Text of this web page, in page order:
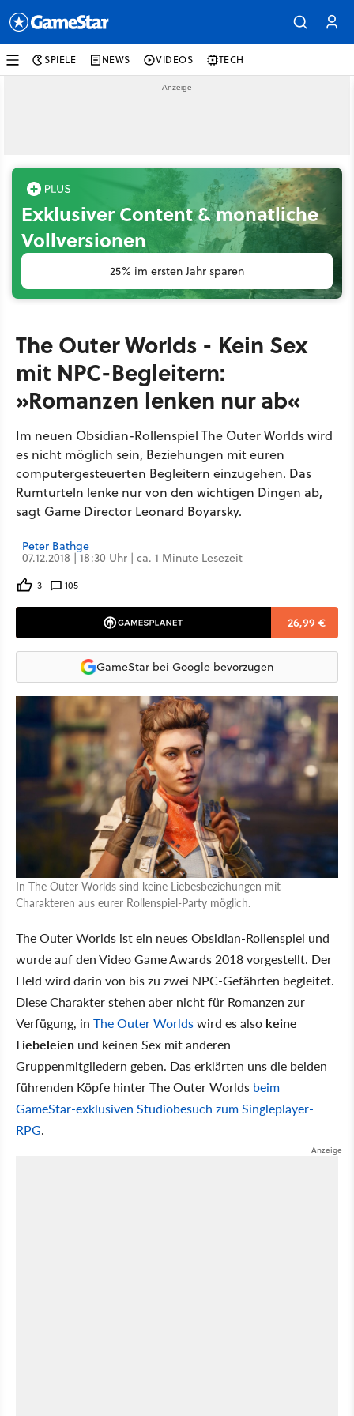
SPIELE NEWS VIDEOS TECH
Exklusiver Content & monatliche
Vollversionen
25% im ersten Jahr sparen
The Outer Worlds - Kein Sex
mit NPC-Begleitern:
»Romanzen lenken nur ab«
Im neuen Obsidian-Rollenspiel The Outer Worlds wird
es nicht möglich sein, Beziehungen mit euren
computergesteuerten Begleitern einzugehen. Das
Rumturteln lenke nur von den wichtigen Dingen ab,
sagt Game Director Leonard Boyarsky.
Peter Bathge
07.12.2018 | 18:30 Uhr | ca. 1 Minute Lesezeit
3 105
26,99 €
GameStar bei Google bevorzugen
In The Outer Worlds sind keine Liebesbeziehungen mit
Charakteren aus eurer Rollenspiel-Party möglich.
The Outer Worlds ist ein neues Obsidian-Rollenspiel und
wurde auf den Video Game Awards 2018 vorgestellt. Der
Held wird darin von bis zu zwei NPC-Gefährten begleitet.
Diese Charakter stehen aber nicht für Romanzen zur
Verfügung, in The Outer Worldswird es also keine
Liebeleien und keinen Sex mit anderen
Gruppenmitgliedern geben. Das erklärten uns die beiden
führenden Köpfe hinter The Outer Worlds beim
GameStar-exklusiven Studiobesuch zum Singleplayer-
RPG.